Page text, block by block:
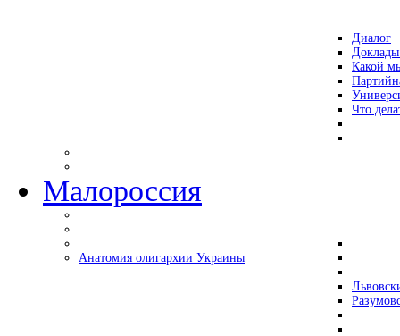
Диалог
Какой
Что
Малороссия
Анатомия олигархии Украины